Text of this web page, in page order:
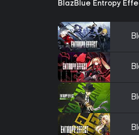
BlazBlue Entropy